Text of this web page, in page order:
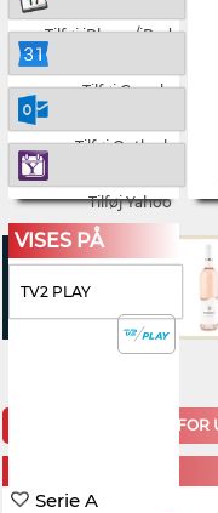
Tilføj iPhone/iPad
Tilføj Google
Tilføj Outlook
Tilføj Yahoo
VISES PÅ
TV2 PLAY
KOMMENDE KAMPE FOR
Serie A